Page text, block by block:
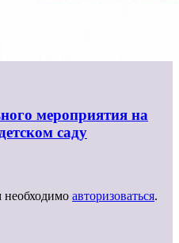
мероприятия на
саду
необходимо авторизоваться.